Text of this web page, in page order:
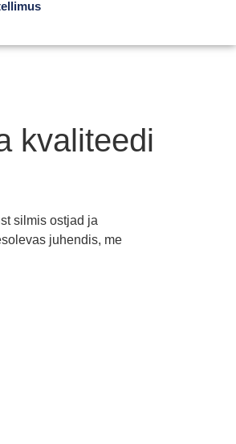
kvaliteedi
silmis ostjad ja
juhendis, me